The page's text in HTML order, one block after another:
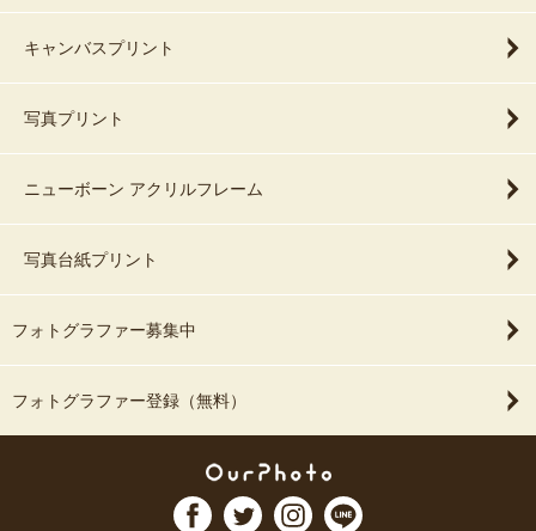
キャンバスプリント
写真プリント
ニューボーン アクリルフレーム
写真台紙プリント
フォトグラファー募集中
フォトグラファー登録（無料）